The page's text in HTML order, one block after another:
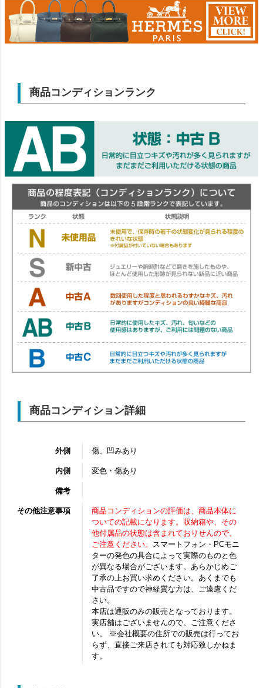
商品コンディションランク
商品コンディション詳細
外側 傷、凹みあり
内側 変色・傷あり
備考
その他注意事項
商品コンディションの評価は、商品本体に
ついての記載になります。収納箱や、その
他付属品の状態は含まれておりせんので、
ご注意ください。 スマートフォン・PCモニ
ターの発色の具合によって実際のものと色
が異なる場合がございます。あらかじめご
了承の上お買い求めください。あくまでも
中古品ですので神経質な方は、ご遠慮くだ
さい。
本店は通販のみの販売となっております。
実店舗はございませんので、ご注意くださ
い。 ※会社概要の住所での販売は行ってお
らず、直接ご来店されても対応致しかねま
す。